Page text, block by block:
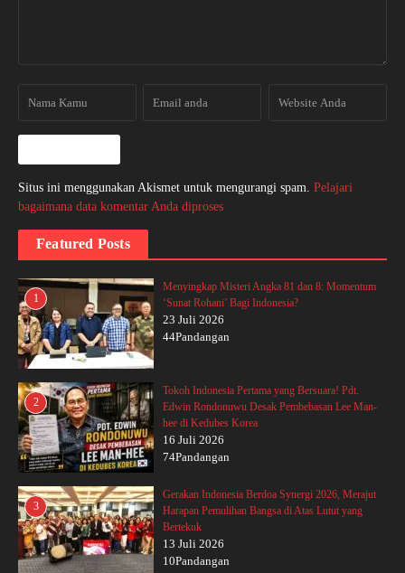
Situs ini menggunakan Akismet untuk mengurangi spam. Pelajari
bagaimana data komentar Anda diproses
Featured Posts
1
Menyingkap Misteri Angka 81 dan 8: Momentum
‘Sunat Rohani’ Bagi Indonesia?
23 Juli 2026
44Pandangan
2
Tokoh Indonesia Pertama yang Bersuara! Pdt.
Edwin Rondonuwu Desak Pembebasan Lee Man-
hee di Kedubes Korea
16 Juli 2026
74Pandangan
3
Gerakan Indonesia Berdoa Synergi 2026, Merajut
Harapan Pemulihan Bangsa di Atas Lutut yang
Bertekuk
13 Juli 2026
10Pandangan